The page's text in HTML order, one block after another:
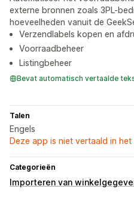
externe bronnen zoals 3PL-
hoeveelheden vanuit de
Verzendlabels kopen en
Voorraadbeheer
Listingbeheer
Bevat automatisch vertaalde
Talen
Engels
Deze app is niet vertaald in het
Categorieën
Importeren van